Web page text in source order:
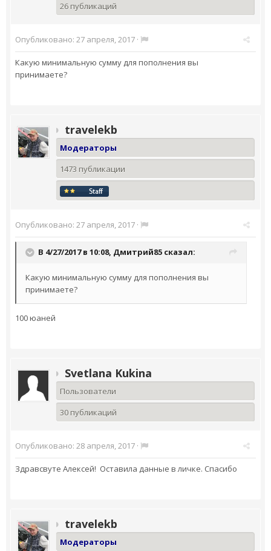
26 публикаций
Опубликовано: 27 апреля, 2017 ·
Какую минимальную сумму для пополнения вы
принимаете?
travelekb
Модераторы
1473 публикации
Опубликовано: 27 апреля, 2017 ·
В 4/27/2017 в 10:08, Дмитрий85 сказал:
Какую минимальную сумму для пополнения вы
принимаете?
100 юаней
Svetlana Kukina
Пользователи
30 публикаций
Опубликовано: 28 апреля, 2017 ·
Здравсвуте Алексей! Оставила данные в личке. Спасибо
travelekb
Модераторы